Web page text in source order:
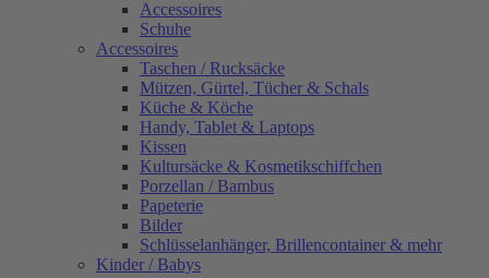
Accessoires
Schuhe
Accessoires
Taschen / Rucksäcke
Mützen, Gürtel, Tücher & Schals
Küche & Köche
Handy, Tablet & Laptops
Kissen
Kultursäcke & Kosmetikschiffchen
Porzellan / Bambus
Papeterie
Bilder
Schlüsselanhänger, Brillencontainer & mehr
Kinder / Babys